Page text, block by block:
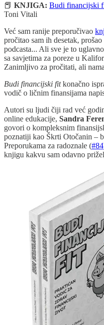
📕 KNJIGA: Budi financijski
Toni Vitali
Već sam ranije preporučivao
pročitao sam ih desetak,
podcasta... Ali sve je to
sa savjetima za poreze u
Zanimljivo za pročitati, ali
Budi financijski fitkonačno
vodič o ličnim finansijama
Autori su ljudi čiji rad već
online edukacije, Sandra
govori o kompleksnim
poznatiji kao Škrti Otočanin –
Preporukama za radoznale (#84
knjigu kakvu sam odavno